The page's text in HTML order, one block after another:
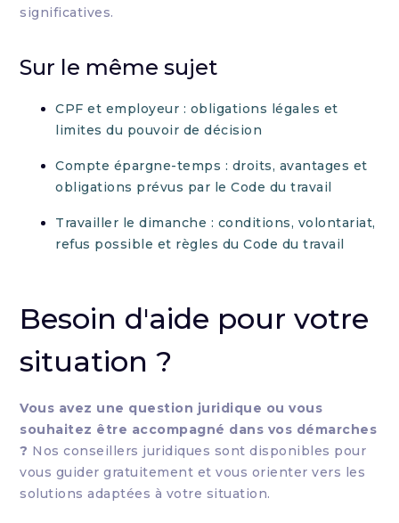
significatives.
Sur le même sujet
CPF et employeur : obligations légales et
limites du pouvoir de décision
Compte épargne-temps : droits, avantages et
obligations prévus par le Code du travail
Travailler le dimanche : conditions, volontariat,
refus possible et règles du Code du travail
Besoin d'aide pour votre
situation ?
Vous avez une question juridique ou vous
souhaitez être accompagné dans vos démarches
? Nos conseillers juridiques sont disponibles pour
vous guider gratuitement et vous orienter vers les
solutions adaptées à votre situation.